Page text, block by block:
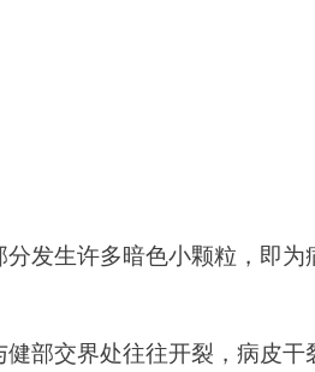
发生许多暗色小颗粒，即为
部交界处往往开裂，病皮干